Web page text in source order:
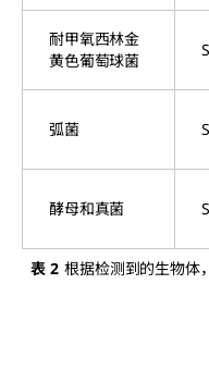
耐甲氧西林金
黄色葡萄球菌
弧菌
酵母和真菌
表 2 根据检测到的生物体